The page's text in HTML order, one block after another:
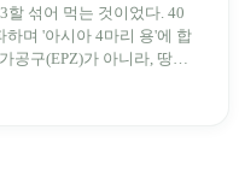
할 섞어 먹는 것이었다. 40
하며 '아시아 4마리 용'에 합
공구(EPZ)가 아니라, 땅문
이에는 매일 12시간 일하는